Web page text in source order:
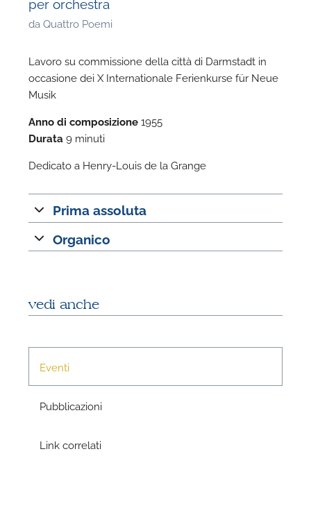
daQuattro Poemi
Lavoro su commissione della città di Darmstadt in
occasione dei X Internationale Ferienkurse für Neue
Musik
Anno di composizione1955
Durata 9 minuti
Dedicato a Henry-Louis de la Grange
Prima assoluta
Organico
vedi anche
Eventi
Pubblicazioni
Link correlati